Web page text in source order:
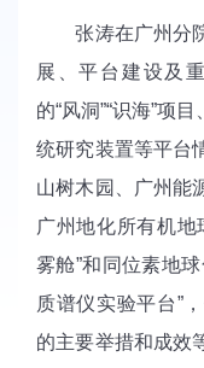
张涛在广州分院
展、平台建设及
的“风洞”“识海”项
统研究装置等平台
山树木园、广州能
广州地化所有机地
雾舱”和同位素地
质谱仪实验平台”
的主要举措和成效